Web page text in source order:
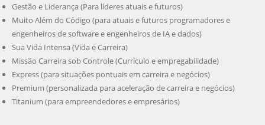
Gestão e Liderança (Para líderes atuais e futuros)
Muito Além do Código (para atuais e futuros programadores e
engenheiros de software e engenheiros de IA e dados)
Sua Vida Intensa (Vida e Carreira)
Missão Carreira sob Controle (Currículo e empregabilidade)
Express (para situações pontuais em carreira e negócios)
Premium (personalizada para aceleração de carreira e negócios)
Titanium (para empreendedores e empresários)